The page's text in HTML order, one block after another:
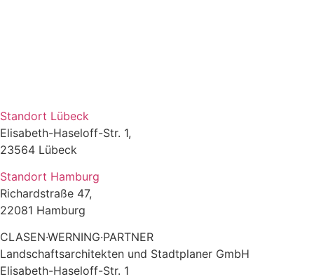
Standort Lübeck
Elisabeth-Haseloff-Str. 1,
23564 Lübeck
Standort Hamburg
Richardstraße 47,
22081 Hamburg
CLASEN·WERNING·PARTNER
Landschaftsarchitekten und Stadtplaner GmbH
Elisabeth-Haseloff-Str. 1